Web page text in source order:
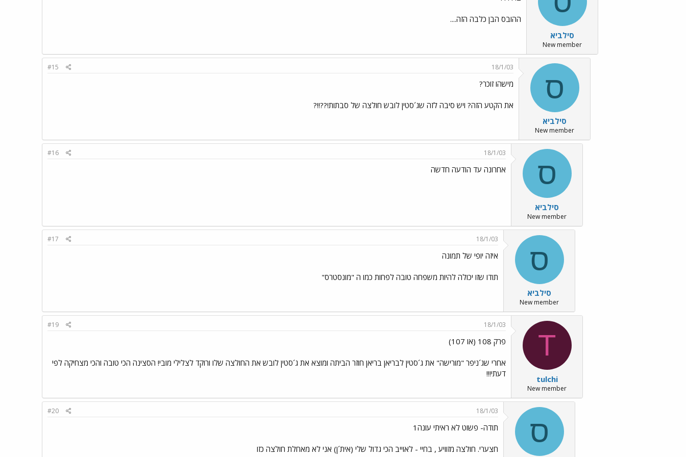
סילביא
New member
ההובס הבן כלבה הזה....
ס
סילביא
New member
18/1/03
#15
מישהו זוכר?
את הקטע הזה? ויש סיבה לזה שג´סטין לובש חולצה של סבתות!??!!?
ס
סילביא
New member
18/1/03
#16
אחרונה עד הודעה חדשה
ס
סילביא
New member
18/1/03
#17
איזה יופי של תמונה
תודו שזו יכולה להיות משפחה טובה לפחות כמו ה "מונסטרס"
T
tulchi
New member
18/1/03
#19
פרק 108 (או 107)
אחרי שג´ניפר "מורישה" את ג´סטין לבריאן בריאן חוזר הביתה ומוצא את ג´סטין לובש את החולצה שלו ורוקד לצלילי מובי! הסצינה הכי טובה והכי מצחיקה לפי
דעתי!!!
ס
18/1/03
#20
תודה- פשוט לא ראיתי עונה1
חצערי. חולצה מזוויע , בחיי - לאוייב הכי גדול שלי (אית´ן) אני לא מאחלת חולצה כזו